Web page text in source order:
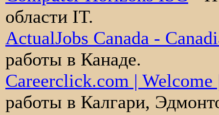
области IT.
ActualJobs Canada -
работы в Канаде.
Careerclick.com | Welcome
работы в Калгари,